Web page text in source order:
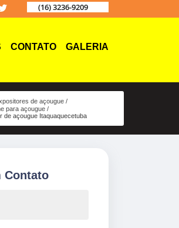
(16) 3236-9209
CONTATO GALERIA
de açougue
para açougue
de açougue Itaquaquecetuba
Contato